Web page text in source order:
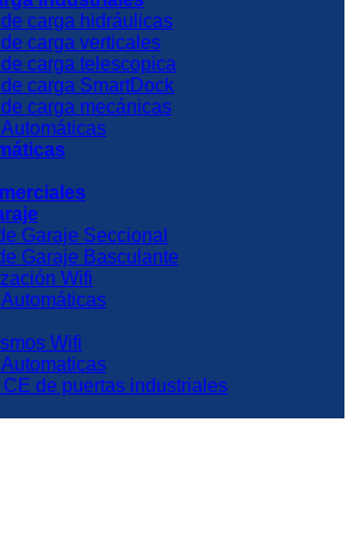
carga hidráulicas
carga verticales
carga telescopica
carga SmartDock
carga mecánicas
Garaje Seccional
Garaje Basculante
Wifi
Wifi
CE de puertas industriales